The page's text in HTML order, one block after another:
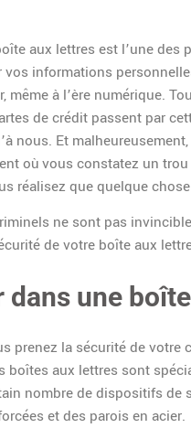
aux lettres est l’une
informations
même à l’ère numérique.
de crédit passent par
nous. Et
où vous constatez un
réalisez que quelque
ne sont pas
de votre boîte aux
dans une
prenez la sécurité de
boîtes aux lettres sont
nombre de dispositifs de
et des parois en acier.